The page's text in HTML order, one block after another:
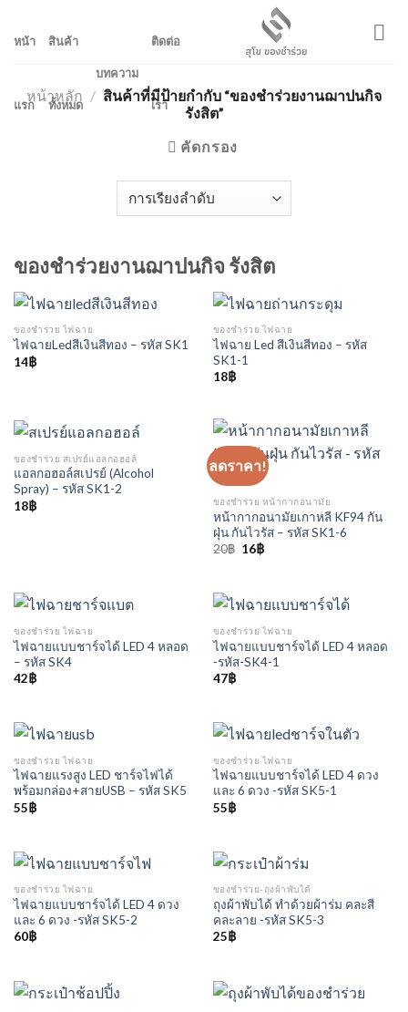
หน้า
แรก
สินค้า
ทั้งหมด
บทความ
ติดต่อ
เรา
หน้าหลัก / สินค้าที่มีป้ายกำกับ “ของชำร่วยงานฌาปนกิจ
รังสิต”
คัดกรอง
ของชำร่วยงานฌาปนกิจ รังสิต
ของชำร่วย ไฟฉาย
ไฟฉายLedสีเงินสีทอง – รหัส SK1
14฿
ของชำร่วย ไฟฉาย
ไฟฉาย Led สีเงินสีทอง – รหัส
SK1-1
18฿
ของชำร่วย สเปรย์แอลกอฮอล์
แอลกอฮอล์สเปรย์ (Alcohol
Spray) – รหัส SK1-2
18฿
ลดราคา!
ของชำร่วย หน้ากากอนามัย
หน้ากากอนามัยเกาหลี KF94 กัน
ฝุ่น กันไวรัส – รหัส SK1-6
20฿ Original
price
16฿Current
ของชำร่วย ไฟฉาย
ไฟฉายแบบชาร์จได้ LED 4 หลอด
– รหัส SK4
42฿
ของชำร่วย ไฟฉาย
ไฟฉายแบบชาร์จได้ LED 4 หลอด
-รหัส-SK4-1
47฿
ของชำร่วย ไฟฉาย
ไฟฉายแรงสูง LED ชาร์จไฟได้
พร้อมกล่อง+สายUSB – รหัส SK5
55฿
ของชำร่วย ไฟฉาย
ไฟฉายแบบชาร์จได้ LED 4 ดวง
และ 6 ดวง -รหัส SK5-1
55฿
ของชำร่วย ไฟฉาย
ไฟฉายแบบชาร์จได้ LED 4 ดวง
และ 6 ดวง -รหัส SK5-2
60฿
ของชำร่วย-ถุงผ้าพับได้
ถุงผ้าพับได้ ทำด้วยผ้าร่ม คละสี
คละลาย -รหัส SK5-3
25฿